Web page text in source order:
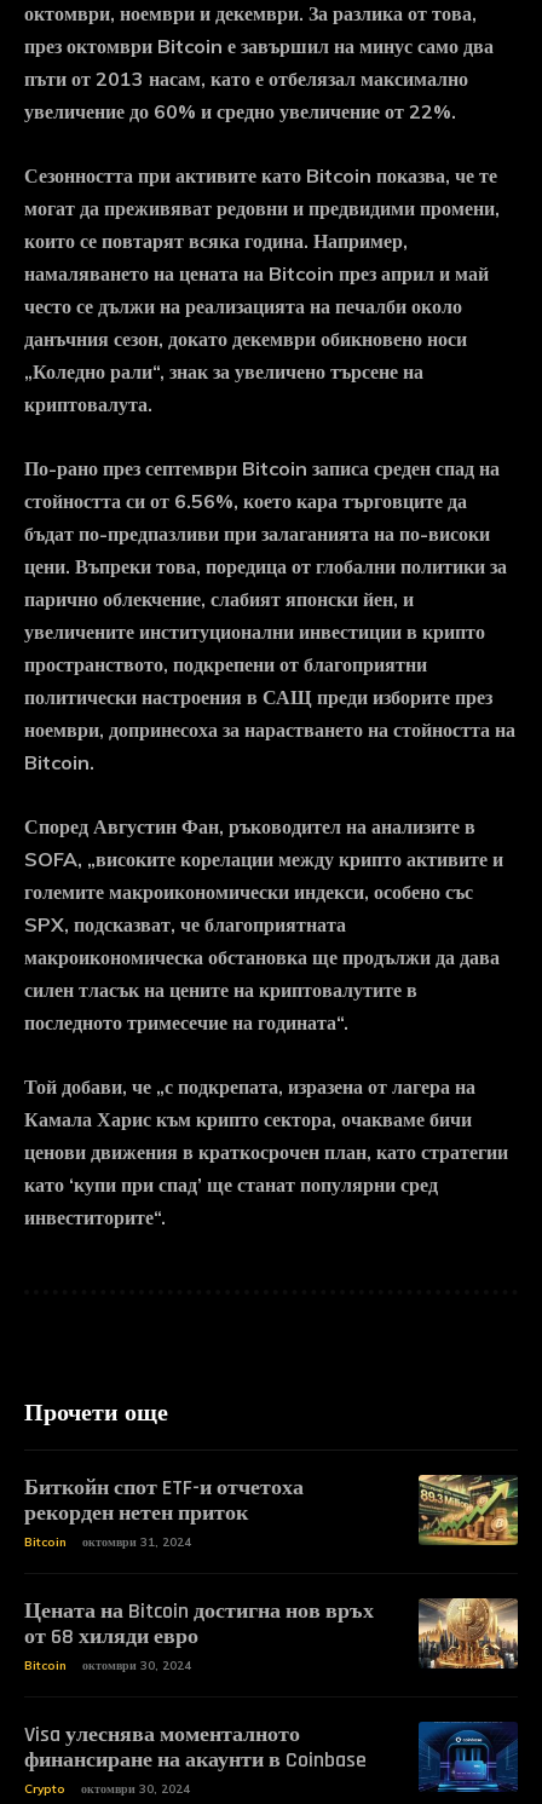
октомври, ноември и декември. За разлика от това,
през октомври Bitcoin е завършил на минус само два
пъти от 2013 насам, като е отбелязал максимално
увеличение до 60% и средно увеличение от 22%.
Сезонността при активите като Bitcoin показва, че те
могат да преживяват редовни и предвидими промени,
които се повтарят всяка година. Например,
намаляването на цената на Bitcoin през април и май
често се дължи на реализацията на печалби около
данъчния сезон, докато декември обикновено носи
„Коледно рали“, знак за увеличено търсене на
криптовалута.
По-рано през септември Bitcoin записа среден спад на
стойността си от 6.56%, което кара търговците да
бъдат по-предпазливи при залаганията на по-високи
цени. Въпреки това, поредица от глобални политики за
парично облекчение, слабият японски йен, и
увеличените институционални инвестиции в крипто
пространството, подкрепени от благоприятни
политически настроения в САЩ преди изборите през
ноември, допринесоха за нарастването на стойността на
Bitcoin.
Според Августин Фан, ръководител на анализите в
SOFA, „високите корелации между крипто активите и
големите макроикономически индекси, особено със
SPX, подсказват, че благоприятната
макроикономическа обстановка ще продължи да дава
силен тласък на цените на криптовалутите в
последното тримесечие на годината“.
Той добави, че „с подкрепата, изразена от лагера на
Камала Харис към крипто сектора, очакваме бичи
ценови движения в краткосрочен план, като стратегии
като ‘купи при спад’ ще станат популярни сред
инвеститорите“.
Прочети още
Биткойн спот ETF-и отчетоха
рекорден нетен приток
Bitcoin октомври 31, 2024
Цената на Bitcoin достигна нов връх
от 68 хиляди евро
Bitcoin октомври 30, 2024
Visa улеснява моменталното
финансиране на акаунти в Coinbase
Crypto октомври 30, 2024